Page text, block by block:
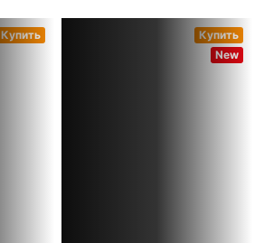
Купить
Купить
New